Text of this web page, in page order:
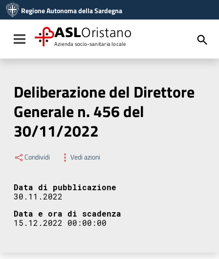
Vai al menu di navigazione
Vai al footer
Regione Autonoma della Sardegna
Toggle navigation
ASLOristano
Azienda socio-sanitaria locale
Deliberazione del Direttore
Generale n. 456 del
30/11/2022
Condividi Vedi azioni
Data di pubblicazione
30.11.2022
Data e ora di scadenza
15.12.2022 00:00:00